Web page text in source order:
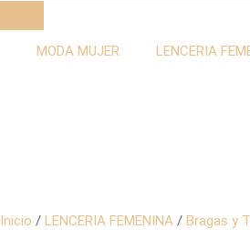
MODA MUJER LENCERIA
Inicio / LENCERIA FEMENINA / Bragas y